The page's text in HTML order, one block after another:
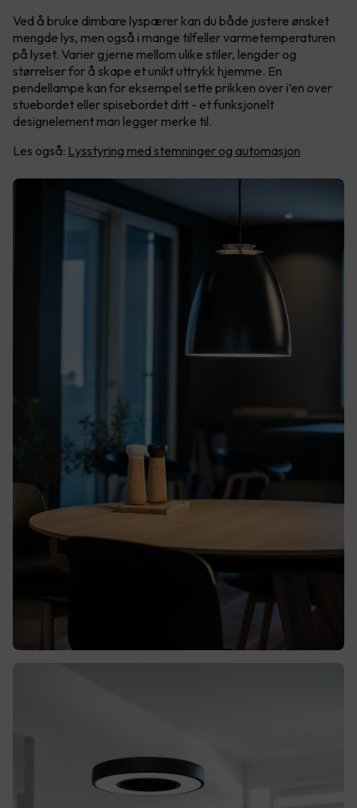
Ved å bruke dimbare lyspærer kan du både justere ønsket
mengde lys, men også i mange tilfeller varmetemperaturen
på lyset. Varier gjerne mellom ulike stiler, lengder og
størrelser for å skape et unikt uttrykk hjemme. En
pendellampe kan for eksempel sette prikken over i’en over
stuebordet eller spisebordet ditt - et funksjonelt
designelement man legger merke til.
Les også: Lysstyring med stemninger og automasjon